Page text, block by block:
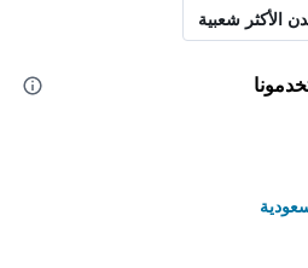
الأكثر شعبية